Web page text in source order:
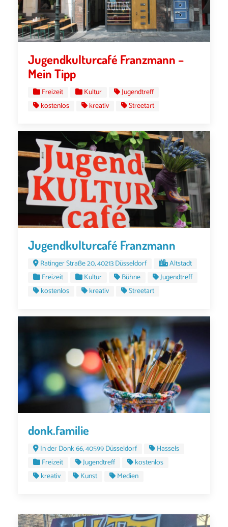
Jugendkulturcafé Franzmann –
Mein Tipp
Freizeit Kultur
Jugendtreff
kostenlos
kreativ Streetart
Jugendkulturcafé Franzmann
Ratinger Straße 20, 40213 Düsseldorf
Altstadt
Freizeit
Kultur Bühne
Jugendtreff
kostenlos
kreativ Streetart
donk.familie
In der Donk 66, 40599 Düsseldorf
Hassels
Freizeit
Jugendtreff
kostenlos
kreativ
Kunst Medien